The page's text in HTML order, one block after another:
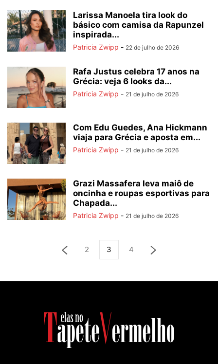
Larissa Manoela tira look do
básico com camisa da Rapunzel
inspirada...
Patricia Zwipp - 22 de julho de 2026
Rafa Justus celebra 17 anos na
Grécia: veja 6 looks da...
Patricia Zwipp - 21 de julho de 2026
Com Edu Guedes, Ana Hickmann
viaja para Grécia e aposta em...
Patricia Zwipp - 21 de julho de 2026
Grazi Massafera leva maiô de
oncinha e roupas esportivas para
Chapada...
Patricia Zwipp - 21 de julho de 2026
2 3 4